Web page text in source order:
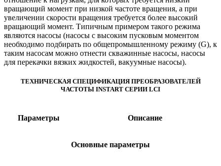
вращающий момент при низкой частоте вращения, а при
увеличении скорости вращения требуется более высокий
вращающий момент. Типичным примером такого режима
являются насосы (насосы с высоким пусковым моментом
необходимо подбирать по общепромышленному режиму (G), к
таким насосам можно отнести скважинные насосы, насосы
для перекачки вязких жидкостей, вакуумные насосы).
ТЕХНИЧЕСКАЯ СПЕЦИФИКАЦИЯ ПРЕОБРАЗОВАТЕЛЕЙ
ЧАСТОТЫ INSTART СЕРИИ LCI
Параметры Описание
Основные параметры